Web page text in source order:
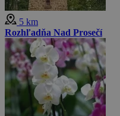
5 km
Rozhľadňa Nad Prosečí